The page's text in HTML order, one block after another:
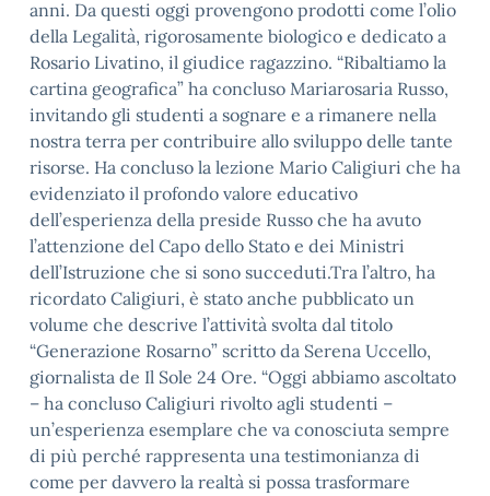
anni. Da questi oggi provengono prodotti come l’olio
della Legalità, rigorosamente biologico e dedicato a
Rosario Livatino, il giudice ragazzino. “Ribaltiamo la
cartina geografica” ha concluso Mariarosaria Russo,
invitando gli studenti a sognare e a rimanere nella
nostra terra per contribuire allo sviluppo delle tante
risorse. Ha concluso la lezione Mario Caligiuri che ha
evidenziato il profondo valore educativo
dell’esperienza della preside Russo che ha avuto
l’attenzione del Capo dello Stato e dei Ministri
dell’Istruzione che si sono succeduti.Tra l’altro, ha
ricordato Caligiuri, è stato anche pubblicato un
volume che descrive l’attività svolta dal titolo
“Generazione Rosarno” scritto da Serena Uccello,
giornalista de Il Sole 24 Ore. “Oggi abbiamo ascoltato
– ha concluso Caligiuri rivolto agli studenti –
un’esperienza esemplare che va conosciuta sempre
di più perché rappresenta una testimonianza di
come per davvero la realtà si possa trasformare